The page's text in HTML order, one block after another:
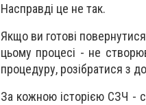
Насправді це не так.
Якщо ви готові
цьому процесі - не
процедуру, розібратися з
За кожною історією СЗЧ -